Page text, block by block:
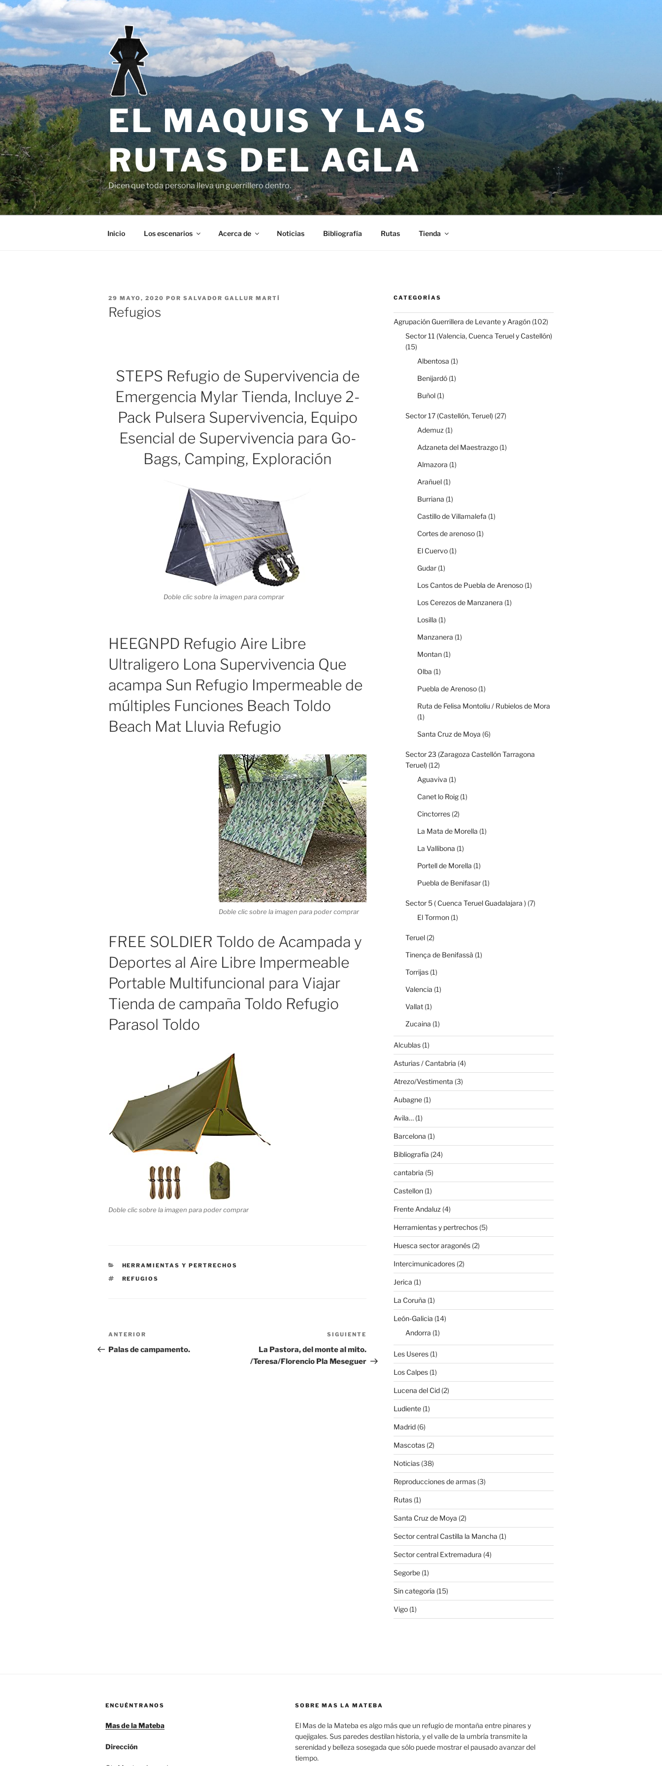
Saltar
contenido
EL MAQUIS Y LAS
RUTAS DEL AGLA
Dicen que toda persona lleva un guerrillero dentro.
Inicio Los escenarios Acerca de Noticias Bibliografía Rutas Tienda
PUBLICADO
EL
29 MAYO, 2020 POR SALVADOR GALLUR MARTÍ
Refugios
STEPS Refugio de Supervivencia de
Emergencia Mylar Tienda, Incluye 2-
Pack Pulsera Supervivencia, Equipo
Esencial de Supervivencia para Go-
Bags, Camping, Exploración
Doble clic sobre la imagen para comprar
HEEGNPD Refugio Aire Libre
Ultraligero Lona Supervivencia Que
acampa Sun Refugio Impermeable de
múltiples Funciones Beach Toldo
Beach Mat Lluvia Refugio
Doble clic sobre la imagen para poder comprar
FREE SOLDIER Toldo de Acampada y
Deportes al Aire Libre Impermeable
Portable Multifuncional para Viajar
Tienda de campaña Toldo Refugio
Parasol Toldo
Doble clic sobre la imagen para poder comprar
CATEGORÍAS
HERRAMIENTAS Y PERTRECHOS
ETIQUETAS
REFUGIOS
Navegación
de
Entrada
anterior:
ANTERIOR
Palas de campamento.
entrada
SIGUIENTE
La Pastora, del monte al mito.
/Teresa/Florencio Pla Meseguer
CATEGORÍAS
Agrupación Guerrillera de Levante y Aragón(102)
Sector 11 (Valencia, Cuenca Teruel y Castellón)
(15)
Albentosa (1)
Benijardó(1)
Buñol(1)
Sector 17 (Castellón, Teruel) (27)
Ademuz (1)
Adzaneta del Maestrazgo(1)
Almazora (1)
Arañuel(1)
Burriana (1)
Castillo de Villamalefa (1)
Cortes de arenoso(1)
El Cuervo(1)
Gudar(1)
Los Cantos de Puebla de Arenoso(1)
Los Cerezos de Manzanera (1)
Losilla (1)
Manzanera (1)
Montan(1)
Olba (1)
Puebla de Arenoso(1)
Ruta de Felisa Montoliu / Rubielos de Mora
(1)
Santa Cruz de Moya (6)
Sector 23 (Zaragoza Castellón Tarragona
Teruel) (12)
Aguaviva (1)
Canet lo Roig(1)
Cinctorres(2)
La Mata de Morella (1)
La Vallibona (1)
Portell de Morella (1)
Puebla de Benifasar(1)
Sector 5 ( Cuenca Teruel Guadalajara ) (7)
El Tormon(1)
Teruel(2)
Tinença de Benifassà (1)
Torrijas(1)
Valencia (1)
Vallat(1)
Zucaina (1)
Alcublas(1)
Asturias / Cantabria (4)
Atrezo/Vestimenta (3)
Aubagne(1)
Avila…(1)
Barcelona (1)
Bibliografía (24)
cantabria (5)
Castellon(1)
Frente Andaluz (4)
Herramientas y pertrechos(5)
Huesca sector aragonés(2)
Intercimunicadores(2)
Jerica (1)
La Coruña (1)
León-Galicia (14)
Andorra (1)
Les Useres(1)
Los Calpes(1)
Lucena del Cid(2)
Ludiente(1)
Madrid(6)
Mascotas(2)
Noticias(38)
Reproducciones de armas(3)
Rutas(1)
Santa Cruz de Moya (2)
Sector central Castilla la Mancha (1)
Sector central Extremadura (4)
Segorbe(1)
Sin categoría (15)
Vigo(1)
ENCUÉNTRANOS
Mas de la Mateba
Dirección
SOBRE MAS LA MATEBA
El Mas de la Mateba es algo más que un refugio de montaña entre pinares y
quejigales. Sus paredes destilan historia, y el valle de la umbría transmite la
serenidad y belleza sosegada que sólo puede mostrar el pausado avanzar del
tiempo.